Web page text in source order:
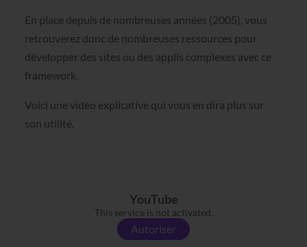
En place depuis de nombreuses années (2005), vous
retrouverez donc de nombreuses ressources pour
développer des sites ou des applis complexes avec ce
framework.
Voici une vidéo explicative qui vous en dira plus sur
son utilité.
YouTube
This service is not activated.
Autoriser